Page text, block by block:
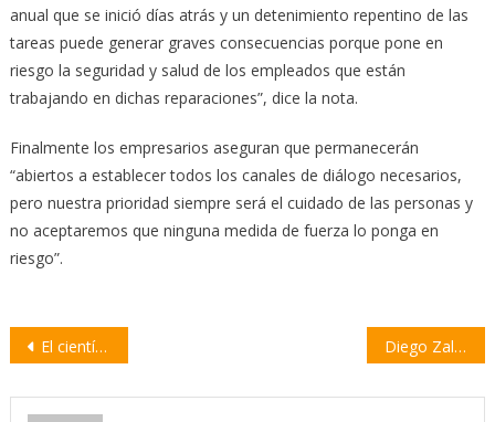
anual que se inició días atrás y un detenimiento repentino de las
tareas puede generar graves consecuencias porque pone en
riesgo la seguridad y salud de los empleados que están
trabajando en dichas reparaciones”, dice la nota.
Finalmente los empresarios aseguran que permanecerán
“abiertos a establecer todos los canales de diálogo necesarios,
pero nuestra prioridad siempre será el cuidado de las personas y
no aceptaremos que ninguna medida de fuerza lo ponga en
riesgo”.
Navegación
entradas
El científico Ernesto Resnik afirma que “la variante Ómicron es imparable” Diego Zalazar cantó «Mujeres de la Patria» en la final del Pre Cosquín